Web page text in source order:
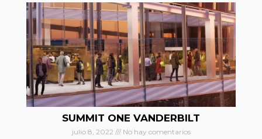
SUMMIT ONE VANDERBILT
julio 8, 2022
No hay comentarios